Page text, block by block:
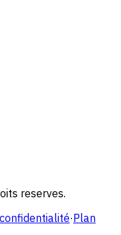
reserves.
·Plan